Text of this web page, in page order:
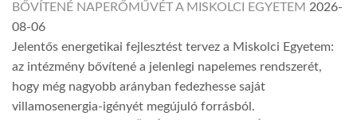
BŐVÍTENÉ NAPERŐMŰVÉT A MISKOLCI EGYETEM 2026-
08-06
Jelentős energetikai fejlesztést tervez a Miskolci Egyetem:
az intézmény bővítené a jelenlegi napelemes rendszerét,
hogy még nagyobb arányban fedezhesse saját
villamosenergia-igényét megújuló forrásból.